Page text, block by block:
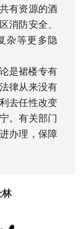
有资源的酒
消防安全、
杂等更多隐
是裙楼专有
律从来没有
去任性改变
。有关部门
办理，保障